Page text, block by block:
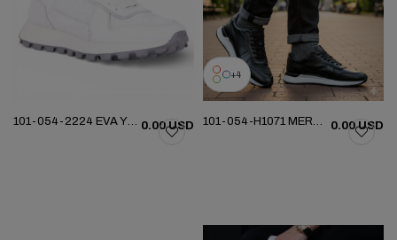
101-054-2224 EVA YENI SEZON AYK 0.00 USD
4
101-054-H1071 MERDANE SPOR AYAKKABI 0.00 USD